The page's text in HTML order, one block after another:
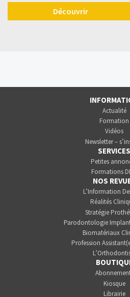
Découvrir
Actualité
Formation
Vidéos
Newsletter –
SERVICES
Petites
Formations
NOS
L’Information
Réalités
Stratégie
Parodontologie
Biomatériaux
Profession
Kiosque
Librairie